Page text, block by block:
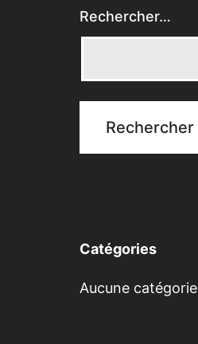
Rechercher…
Catégories
Aucune catégorie